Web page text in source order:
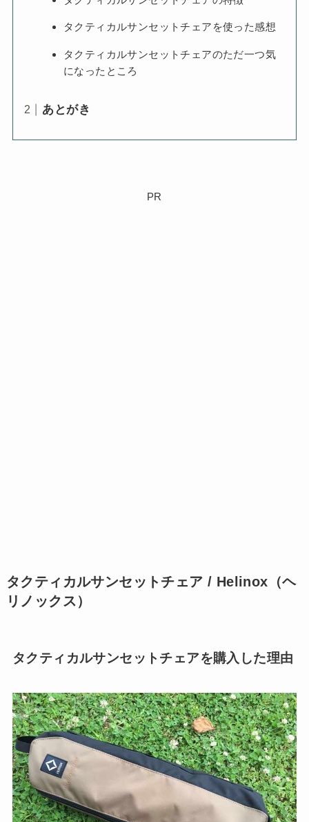
タクティカルサンセットチェアを使った感想
タクティカルサンセットチェアのただ一つ気
になったところ
あとがき
PR
タクティカルサンセットチェア / Helinox（ヘ
リノックス）
タクティカルサンセットチェアを購入した理由